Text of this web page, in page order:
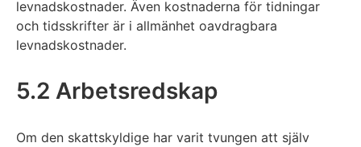
levnadskostnader. Även kostnaderna för tidningar
och tidsskrifter är i allmänhet oavdragbara
levnadskostnader.
5.2 Arbetsredskap
Om den skattskyldige har varit tvungen att själv